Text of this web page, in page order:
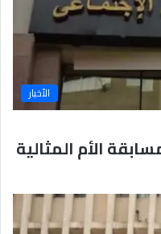
الأخبار
الأم المثالية